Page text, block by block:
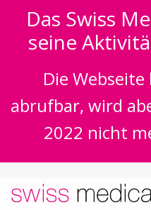
Das Swiss
seine
Die
abrufbar, wird
2022 nicht